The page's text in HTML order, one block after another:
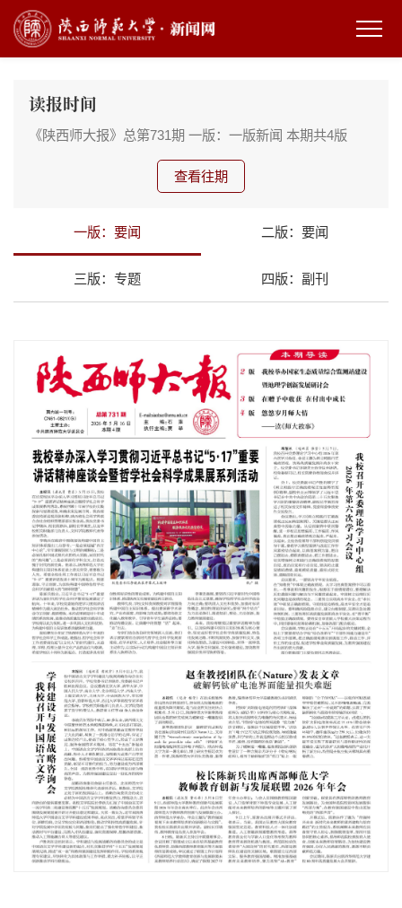
读报时间
《陕西师大报》总第731期 一版：一版新闻 本期共4版
查看往期
一版：要闻 二版：要闻
三版：专题 四版：副刊